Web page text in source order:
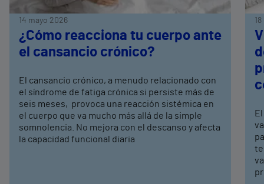
14 mayo 2026
¿Cómo reacciona tu cuerpo ante
el cansancio crónico?
El cansancio crónico, a menudo relacionado con
el síndrome de fatiga crónica si persiste más de
seis meses, provoca una reacción sistémica en
el cuerpo que va mucho más allá de la simple
somnolencia. No mejora con el descanso y afecta
la capacidad funcional diaria